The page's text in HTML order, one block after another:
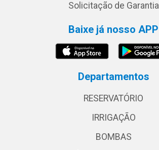
Solicitação de Garantia
Baixe já nosso APP
Departamentos
RESERVATÓRIO
IRRIGAÇÃO
BOMBAS